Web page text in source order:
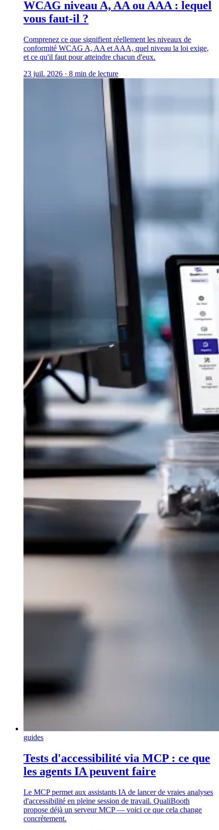
WCAG niveau A, AA ou AAA : lequel
vous faut-il ?
Comprenez ce que signifient réellement les niveaux de
conformité WCAG A, AA et AAA, quel niveau la loi exige,
et ce qu'il faut pour atteindre chacun d'eux.
23 juil. 2026 · 8 min de lecture
guides
Tests d'accessibilité via MCP : ce que
les agents IA peuvent faire
Le MCP permet aux assistants IA de lancer de vraies analyses
d'accessibilité en pleine session de travail. QualiBooth
propose déjà un serveur MCP — voici ce que cela change
concrètement.